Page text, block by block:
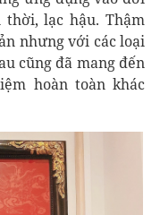
thời, lạc hậu. Thậm
nhưng với các loại
cũng đã mang đến
hoàn toàn khác